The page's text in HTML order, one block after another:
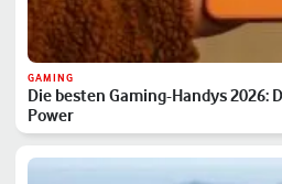
GAMING
Die besten Gaming-Handys 2026:
Power